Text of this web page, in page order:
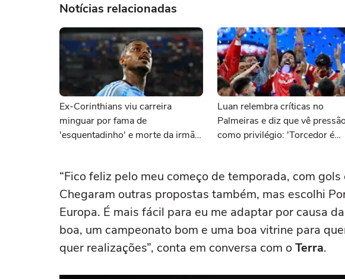
Notícias relacionadas
Ex-Corinthians viu carreira
minguar por fama de
'esquentadinho' e morte da irmã,
Luan relembra críticas no
Palmeiras e diz que vê pressão
como privilégio: 'Torcedor é
“Fico feliz pelo meu começo de temporada, com
Chegaram outras propostas também, mas escolhi
Europa. É mais fácil para eu me adaptar por causa
boa, um campeonato bom e uma boa vitrine para
quer realizações”, conta em conversa com oTerra.